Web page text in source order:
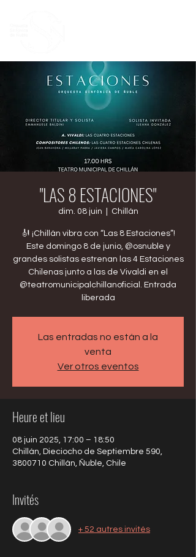
"LAS 8 ESTACIONES"
dim. 08 juin Chillán
🎻 ¡Chillán vibra con “Las 8 Estaciones”!
Este domingo 8 de junio, @osnuble y
grandes solistas estrenan las 4 Estaciones
Chilenas junto a las de Vivaldi en el
@teatromunicipalchillanoficial. Entrada
liberada
Las entradas no están a la
venta
Ver otros eventos
Heure et lieu
08 juin 2025, 17:00 – 18:50
Chillán, Dieciocho de Septiembre 590,
3800710 Chillán, Ñuble, Chile
Invités
+ 52 autres invités